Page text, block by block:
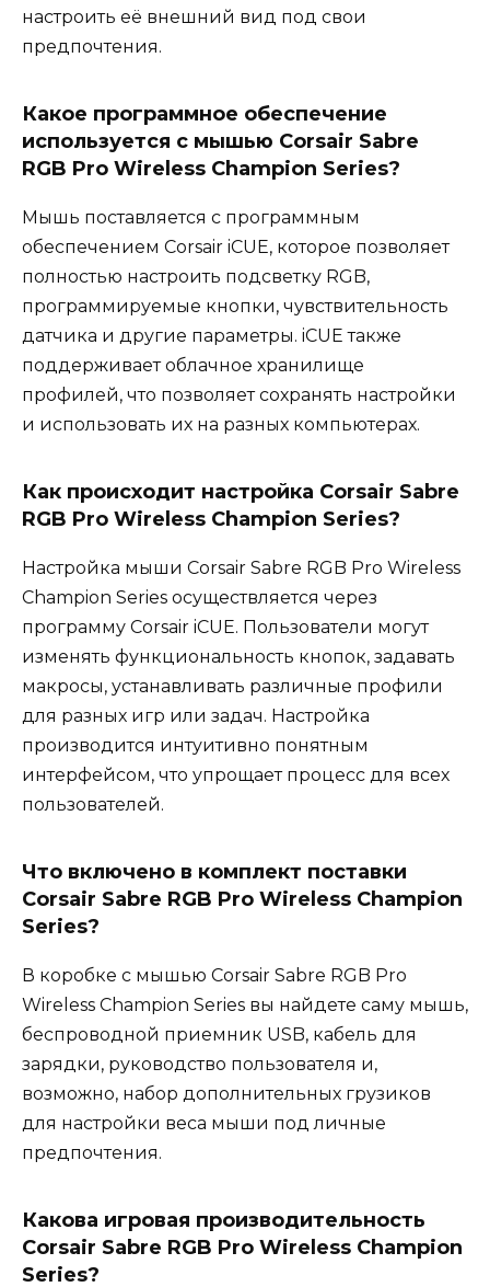
настроить её внешний вид под свои
предпочтения.
Какое программное обеспечение
используется с мышью Corsair Sabre
RGB Pro Wireless Champion Series?
Мышь поставляется с программным
обеспечением Corsair iCUE, которое позволяет
полностью настроить подсветку RGB,
программируемые кнопки, чувствительность
датчика и другие параметры. iCUE также
поддерживает облачное хранилище
профилей, что позволяет сохранять настройки
и использовать их на разных компьютерах.
Как происходит настройка Corsair Sabre
RGB Pro Wireless Champion Series?
Настройка мыши Corsair Sabre RGB Pro Wireless
Champion Series осуществляется через
программу Corsair iCUE. Пользователи могут
изменять функциональность кнопок, задавать
макросы, устанавливать различные профили
для разных игр или задач. Настройка
производится интуитивно понятным
интерфейсом, что упрощает процесс для всех
пользователей.
Что включено в комплект поставки
Corsair Sabre RGB Pro Wireless Champion
Series?
В коробке с мышью Corsair Sabre RGB Pro
Wireless Champion Series вы найдете саму мышь,
беспроводной приемник USB, кабель для
зарядки, руководство пользователя и,
возможно, набор дополнительных грузиков
для настройки веса мыши под личные
предпочтения.
Какова игровая производительность
Corsair Sabre RGB Pro Wireless Champion
Series?